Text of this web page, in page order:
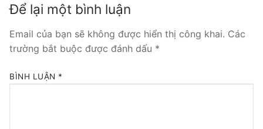
Tổng đài VoIP Yeastar S300
HOSTED PHONE SYSTEM
Tổng đài Yeastar Cloud
Để lại một bình luận
Email của bạn sẽ không được hiển thị công khai. Các
trường bắt buộc được đánh dấu *
BÌNH LUẬN *